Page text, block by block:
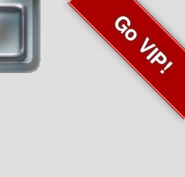
Go VIP!